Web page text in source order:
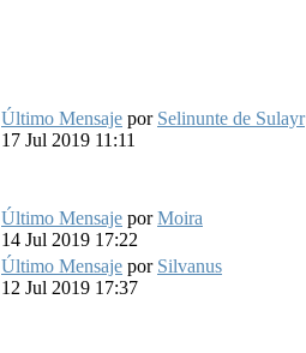
Último Mensaje por Selinunte de Sulayr
17 Jul 2019 11:11
Último Mensaje porMoira
14 Jul 2019 17:22
Último Mensaje por Silvanus
12 Jul 2019 17:37